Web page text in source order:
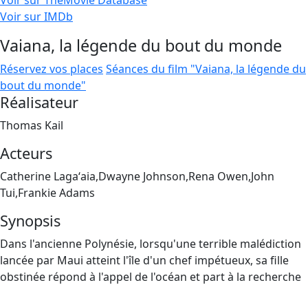
Voir sur IMDb
Vaiana, la légende du bout du monde
Réservez vos places Séances du film "Vaiana, la légende du
bout du monde"
Réalisateur
Thomas Kail
Acteurs
Catherine Lagaʻaia,Dwayne Johnson,Rena Owen,John
Tui,Frankie Adams
Synopsis
Dans l'ancienne Polynésie, lorsqu'une terrible malédiction
lancée par Maui atteint l'île d'un chef impétueux, sa fille
obstinée répond à l'appel de l'océan et part à la recherche